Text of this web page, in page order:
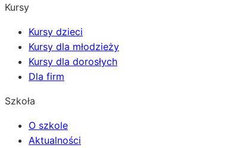
Kursy
Kursy dzieci
Kursy dla młodzieży
Kursy dla dorosłych
Dla firm
Szkoła
O szkole
Aktualności